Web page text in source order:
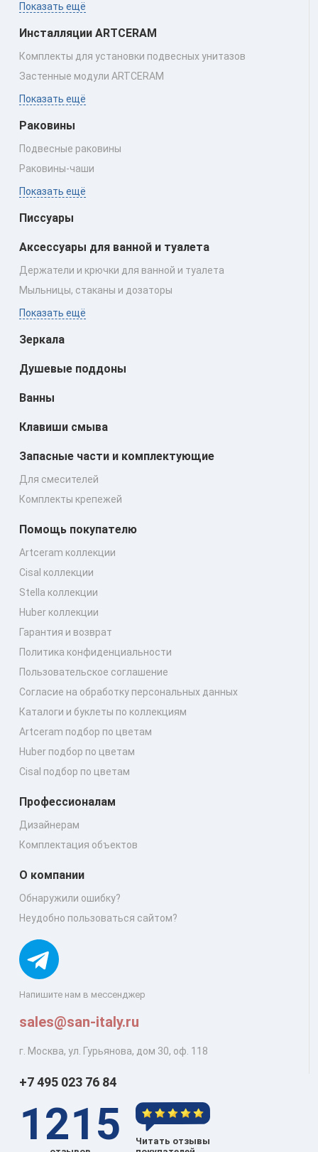
Показать ещё
Инсталляции ARTCERAM
Комплекты для установки подвесных унитазов
Застенные модули ARTCERAM
Показать ещё
Раковины
Подвесные раковины
Раковины‑чаши
Показать ещё
Писсуары
Аксессуары для ванной и туалета
Держатели и крючки для ванной и туалета
Мыльницы, стаканы и дозаторы
Показать ещё
Зеркала
Душевые поддоны
Ванны
Клавиши смыва
Запасные части и комплектующие
Для смесителей
Комплекты крепежей
Напишите нам в мессенджер
sales@san-italy.ru
г. Москва, ул. Гурьянова, дом 30, оф. 118
Помощь покупателю
Artceram коллекции
Cisal коллекции
Stella коллекции
Huber коллекции
Гарантия и возврат
Политика конфиденциальности
Пользовательское соглашение
Согласие на обработку персональных данных
Каталоги и буклеты по коллекциям
Artceram подбор по цветам
Huber подбор по цветам
Cisal подбор по цветам
Профессионалам
Дизайнерам
Комплектация объектов
О компании
Обнаружили ошибку?
Неудобно пользоваться сайтом?
+7 495 023 76 84
1215
Читать отзывы